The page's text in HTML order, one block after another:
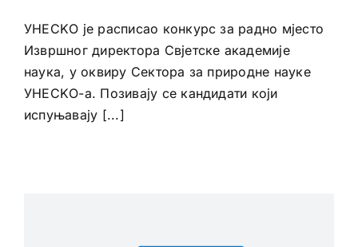
УНЕСKО је расписао конкурс за радно мјесто
Извршног директора Свјетске академије
наука, у оквиру Сектора за природне науке
УНЕСKО-а. Позивају се кандидати који
испуњавају [...]